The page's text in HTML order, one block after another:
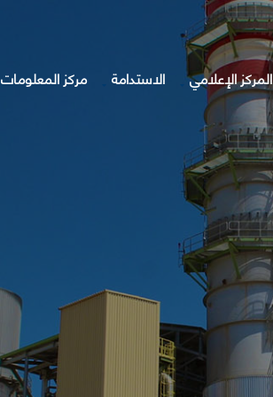
المركز الإعلامي الاستدامة مركز المعلومات